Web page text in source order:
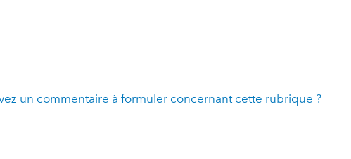
un commentaire à formuler concernant cette rubrique ?